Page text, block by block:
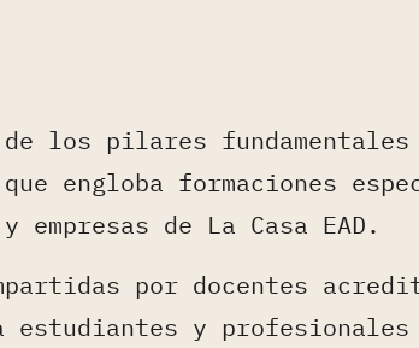
los pilares
que engloba formaciones
de La Casa EAD.
por docentes
y